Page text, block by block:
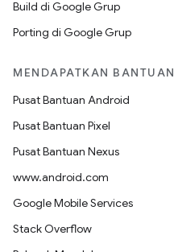
Build di Google Grup
Porting di Google Grup
MENDAPATKAN BANTUAN
Pusat Bantuan Android
Pusat Bantuan Pixel
Pusat Bantuan Nexus
www.android.com
Google Mobile Services
Stack Overflow